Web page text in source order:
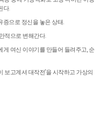
다.
으로 정신을 놓은 상태.
적으로 변해간다.
여신 이야기를 만들어 들려주고, 순
보고계셔 대작전’을 시작하고 가상의